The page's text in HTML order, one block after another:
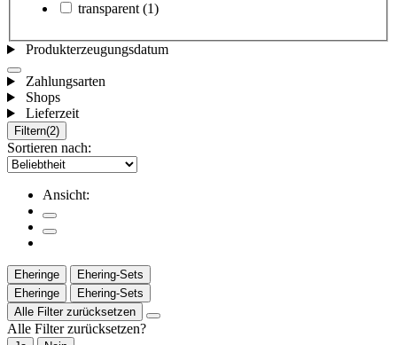
transparent (1)
Produkterzeugungsdatum
Zahlungsarten
Shops
Lieferzeit
Filtern(2)
Sortieren nach:
Ansicht:
Eheringe
Ehering-Sets
Eheringe
Ehering-Sets
Alle Filter zurücksetzen
Alle Filter zurücksetzen?